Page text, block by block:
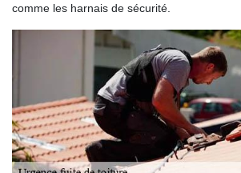
comme les harnais de sécurité.